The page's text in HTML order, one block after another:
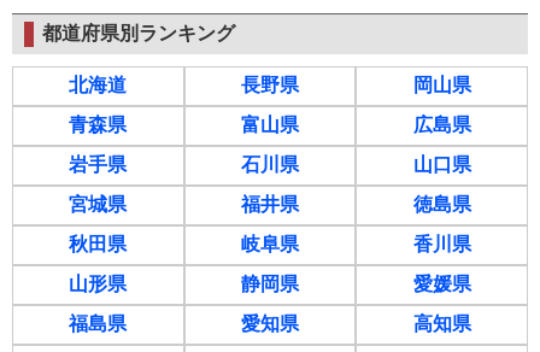
都道府県別ランキング
北海道
青森県
岩手県
宮城県
秋田県
山形県
福島県
長野県
富山県
石川県
福井県
岐阜県
静岡県
愛知県
岡山県
広島県
山口県
徳島県
香川県
愛媛県
高知県